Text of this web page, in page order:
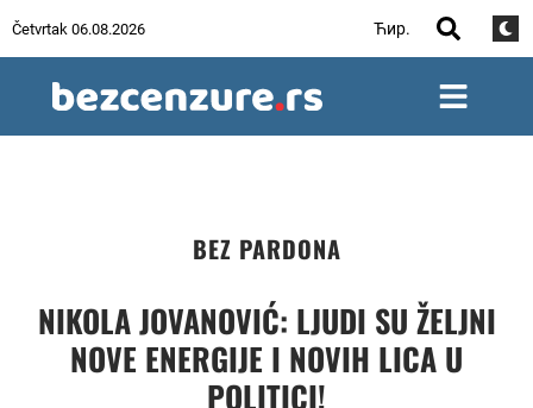
Četvrtak 06.08.2026 Ћир.
BEZ PARDONA
NIKOLA JOVANOVIĆ: LJUDI SU ŽELJNI
NOVE ENERGIJE I NOVIH LICA U
POLITICI!